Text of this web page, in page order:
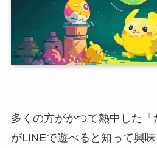
多くの方がかつて熱中した
がLINEで遊べると知って興